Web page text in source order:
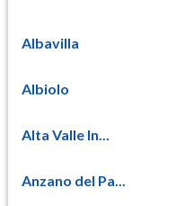
Albavilla
Albiolo
Alta Valle In...
Anzano del Pa...